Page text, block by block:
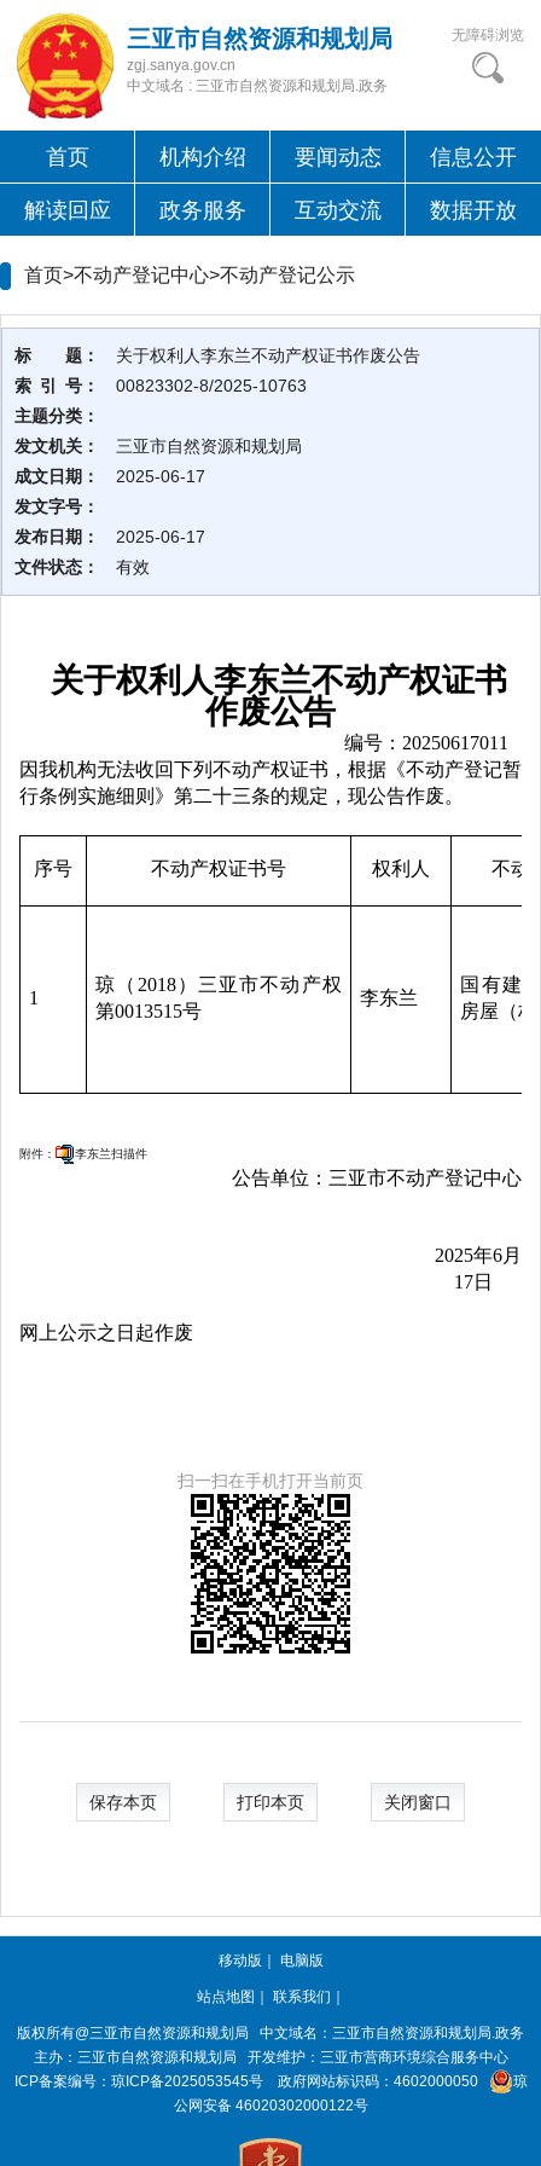
三亚市自然资源和规划局
zgj.sanya.gov.cn
中文域名 : 三亚市自然资源和规划局.政务
无障碍浏览
首页 机构介绍 要闻动态 信息公开
解读回应 政务服务 互动交流 数据开放
首页>不动产登记中心>不动产登记公示
标 题：
关于权利人李东兰不动产权证书作废公告
索 引 号：
00823302-8/2025-10763
主题分类：
发文机关：
三亚市自然资源和规划局
成文日期：
2025-06-17
发文字号：
发布日期：
2025-06-17
文件状态：
有效
关于权利人李东兰不动产权证书
作废公告
编号： 20250617011
因我机构无法收回下列不动产权证书，根据《不动产登记暂
行条例实施细则》第二十三条的规定，现公告作废。
序号 不动产权证书号 权利人 不动
1
琼（2018）三亚市不动产权
第0013515号
李东兰
国有建
房屋（
附件： 李东兰扫描件
公告单位：三亚市不动产登记中心
2025年6月
17日
网上公示之日起作废
扫一扫在手机打开当前页
保存本页 打印本页 关闭窗口
移动版 ｜ 电脑版
站点地图 ｜ 联系我们 ｜
版权所有@三亚市自然资源和规划局
中文域名：三亚市自然资源和规划局.政务
主办：三亚市自然资源和规划局
开发维护：三亚市营商环境综合服务中心
ICP备案编号： 琼ICP备2025053545号 政府网站标识码： 4602000050
琼
公网安备 46020302000122号